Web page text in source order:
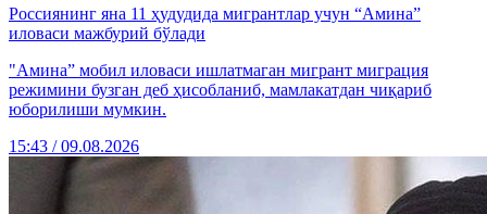
Россиянинг яна 11 ҳудудида мигрантлар учун “Амина”
иловаси мажбурий бўлади
"Амина” мобил иловаси ишлатмаган мигрант миграция
режимини бузган деб ҳисобланиб, мамлакатдан чиқариб
юборилиши мумкин.
15:43 / 09.08.2026